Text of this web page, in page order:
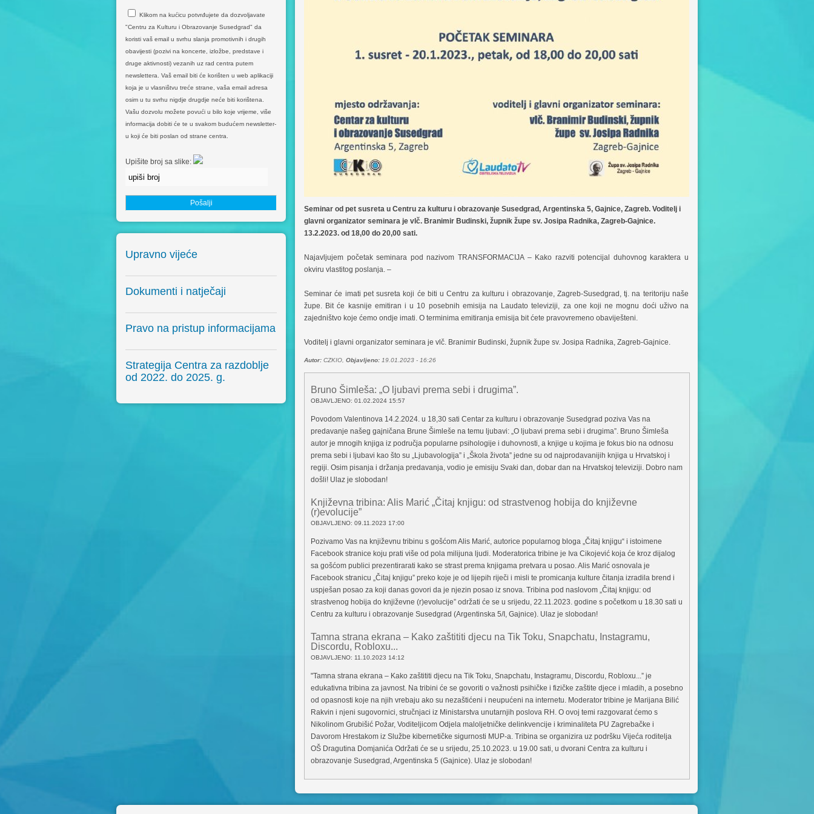
Klikom na kućicu potvrđujete da dozvoljavate
"Centru za Kulturu i Obrazovanje Susedgrad" da
koristi vaš email u svrhu slanja promotivnih i drugih
obavijesti (pozivi na koncerte, izložbe, predstave i
druge aktivnosti) vezanih uz rad centra putem
newslettera. Vaš email biti će korišten u web aplikaciji
koja je u vlasništvu treće strane, vaša email adresa
osim u tu svrhu nigdje drugdje neće biti korištena.
Vašu dozvolu možete povući u bilo koje vrijeme, više
informacija dobiti će te u svakom budućem newsletter-
u koji će biti poslan od strane centra.
Upišite broj sa slike:
Upravno vijeće
Dokumenti i natječaji
Pravo na pristup informacijama
Strategija Centra za razdoblje
od 2022. do 2025. g.
Seminar od pet susreta u Centru za kulturu i obrazovanje Susedgrad, Argentinska 5, Gajnice, Zagreb. Voditelj i
glavni organizator seminara je vlč. Branimir Budinski, župnik župe sv. Josipa Radnika, Zagreb-Gajnice.
13.2.2023. od 18,00 do 20,00 sati.
Najavljujem početak seminara pod nazivom TRANSFORMACIJA – Kako razviti potencijal duhovnog karaktera u
okviru vlastitog poslanja. –
Seminar će imati pet susreta koji će biti u Centru za kulturu i obrazovanje, Zagreb-Susedgrad, tj. na teritoriju naše
župe. Bit će kasnije emitiran i u 10 posebnih emisija na Laudato televiziji, za one koji ne mognu doći uživo na
zajedništvo koje ćemo ondje imati. O terminima emitiranja emisija bit ćete pravovremeno obaviješteni.
Voditelj i glavni organizator seminara je vlč. Branimir Budinski, župnik župe sv. Josipa Radnika, Zagreb-Gajnice.
Autor: CZKIO, Objavljeno: 19.01.2023 - 16:26
Bruno Šimleša: „O ljubavi prema sebi i drugima”.
OBJAVLJENO: 01.02.2024 15:57
Povodom Valentinova 14.2.2024. u 18,30 sati Centar za kulturu i obrazovanje Susedgrad poziva Vas na
predavanje našeg gajničana Brune Šimleše na temu ljubavi: „O ljubavi prema sebi i drugima”. Bruno Šimleša
autor je mnogih knjiga iz područja popularne psihologije i duhovnosti, a knjige u kojima je fokus bio na odnosu
prema sebi i ljubavi kao što su „Ljubavologija” i „Škola života” jedne su od najprodavanijih knjiga u Hrvatskoj i
regiji. Osim pisanja i držanja predavanja, vodio je emisiju Svaki dan, dobar dan na Hrvatskoj televiziji. Dobro nam
došli! Ulaz je slobodan!
Književna tribina: Alis Marić „Čitaj knjigu: od strastvenog hobija do književne
(r)evolucije”
OBJAVLJENO: 09.11.2023 17:00
Pozivamo Vas na književnu tribinu s gošćom Alis Marić, autorice popularnog bloga „Čitaj knjigu“ i istoimene
Facebook stranice koju prati više od pola milijuna ljudi. Moderatorica tribine je Iva Cikojević koja će kroz dijalog
sa gošćom publici prezentirarati kako se strast prema knjigama pretvara u posao. Alis Marić osnovala je
Facebook stranicu „Čitaj knjigu” preko koje je od lijepih riječi i misli te promicanja kulture čitanja izradila brend i
uspješan posao za koji danas govori da je njezin posao iz snova. Tribina pod naslovom „Čitaj knjigu: od
strastvenog hobija do književne (r)evolucije” održati će se u srijedu, 22.11.2023. godine s početkom u 18.30 sati u
Centru za kulturu i obrazovanje Susedgrad (Argentinska 5/I, Gajnice). Ulaz je slobodan!
Tamna strana ekrana – Kako zaštititi djecu na Tik Toku, Snapchatu, Instagramu,
Discordu, Robloxu...
OBJAVLJENO: 11.10.2023 14:12
"Tamna strana ekrana – Kako zaštititi djecu na Tik Toku, Snapchatu, Instagramu, Discordu, Robloxu...” je
edukativna tribina za javnost. Na tribini će se govoriti o važnosti psihičke i fizičke zaštite djece i mladih, a posebno
od opasnosti koje na njih vrebaju ako su nezaštićeni i neupućeni na internetu. Moderator tribine je Marijana Bilić
Rakvin i njeni sugovornici, stručnjaci iz Ministarstva unutarnjih poslova RH. O ovoj temi razgovarat ćemo s
Nikolinom Grubišić Požar, Voditeljicom Odjela maloljetničke delinkvencije i kriminaliteta PU Zagrebačke i
Davorom Hrestakom iz Službe kibernetičke sigurnosti MUP-a. Tribina se organizira uz podršku Vijeća roditelja
OŠ Dragutina Domjanića Održati će se u srijedu, 25.10.2023. u 19.00 sati, u dvorani Centra za kulturu i
obrazovanje Susedgrad, Argentinska 5 (Gajnice). Ulaz je slobodan!